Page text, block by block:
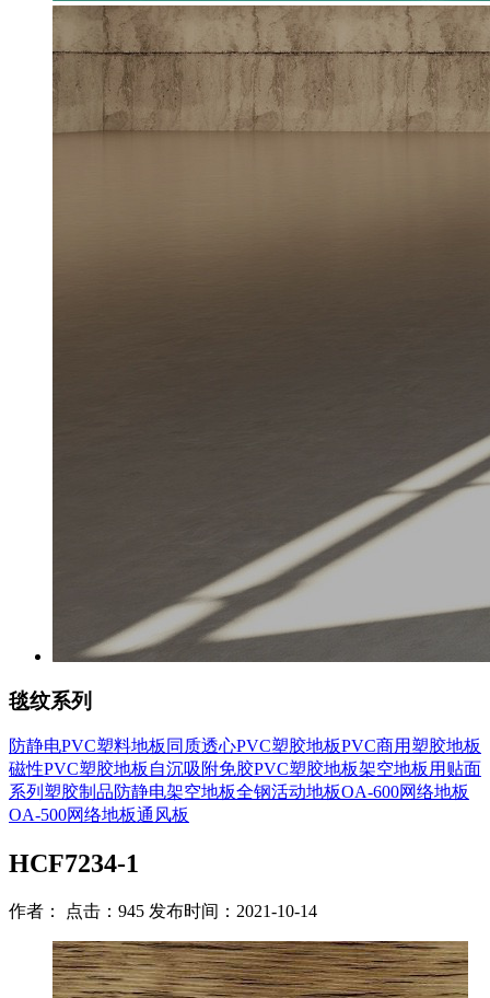
毯纹系列
防静电PVC塑料地板 同质透心PVC塑胶地板PVC商用塑胶地板
磁性PVC塑胶地板 自沉吸附免胶PVC塑胶地板架空地板用贴面
系列 塑胶制品防静电架空地板全钢活动地板OA-600网络地板
OA-500网络地板通风板
HCF7234-1
作者： 点击：945 发布时间：2021-10-14